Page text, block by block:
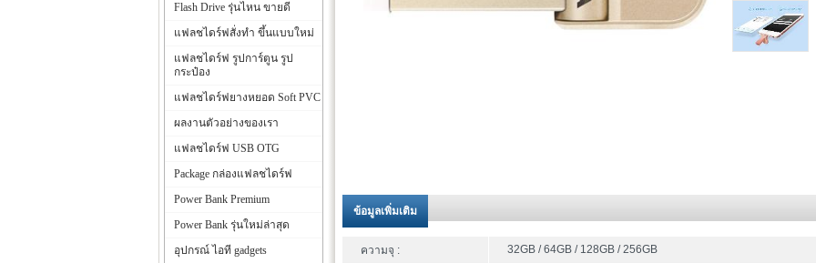
ข้อมูลเพิ่มเติม
ความจุ : 32GB / 64GB / 128GB / 256GB
Flash Drive รุ่นไหน ขายดี
แฟลชไดร์ฟสั่งทำ ขึ้นแบบใหม่
แฟลชไดร์ฟ รูปการ์ตูน รูป
กระป๋อง
แฟลชไดร์ฟยางหยอด Soft PVC
ผลงานตัวอย่างของเรา
แฟลชไดร์ฟ USB OTG
Package กล่องแฟลชไดร์ฟ
Power Bank Premium
Power Bank รุ่นใหม่ล่าสุด
อุปกรณ์ ไอที gadgets